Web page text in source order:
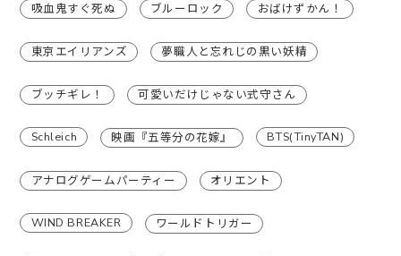
吸血鬼すぐ死ぬ ブルーロック おばけずかん！
東京エイリアンズ 夢職人と忘れじの黒い妖精
ブッチギレ！ 可愛いだけじゃない式守さん
Schleich 映画『五等分の花嫁』 BTS(TinyTAN)
アナログゲームパーティー オリエント
WIND BREAKER ワールドトリガー